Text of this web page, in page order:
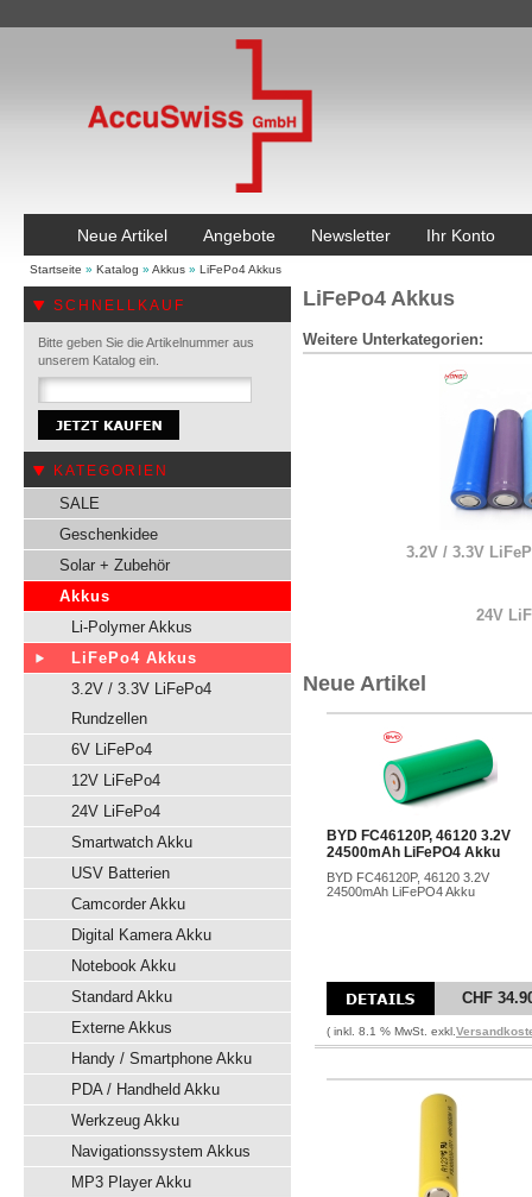
Neue Artikel Angebote Newsletter Ihr Konto
Startseite » Katalog » Akkus » LiFePo4 Akkus
SCHNELLKAUF
Bitte geben Sie die Artikelnummer aus
unserem Katalog ein.
KATEGORIEN
SALE
Geschenkidee
Solar + Zubehör
Akkus
Li-Polymer Akkus
LiFePo4 Akkus
3.2V / 3.3V LiFePo4
Rundzellen
6V LiFePo4
12V LiFePo4
24V LiFePo4
Smartwatch Akku
USV Batterien
Camcorder Akku
Digital Kamera Akku
Notebook Akku
Standard Akku
Externe Akkus
Handy / Smartphone Akku
PDA / Handheld Akku
Werkzeug Akku
Navigationssystem Akkus
MP3 Player Akku
LiFePo4 Akkus
Weitere Unterkategorien:
3.2V / 3.3V
24V
Neue Artikel
BYD FC46120P, 46120 3.2V
24500mAh LiFePO4 Akku
BYD FC46120P, 46120 3.2V
24500mAh LiFePO4 Akku
CHF
( inkl. 8.1 % MwSt. exkl.